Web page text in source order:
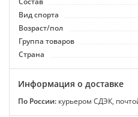
Вид спорта
Возраст/пол
Группа товаров
Страна
Информация о доставке
По России: курьером СДЭК,